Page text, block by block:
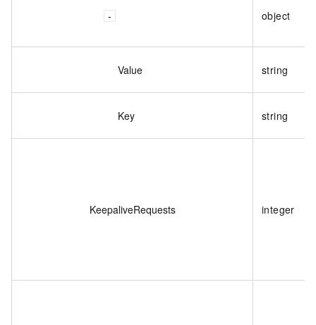
object
Value string
Key string
KeepaliveRequests integer